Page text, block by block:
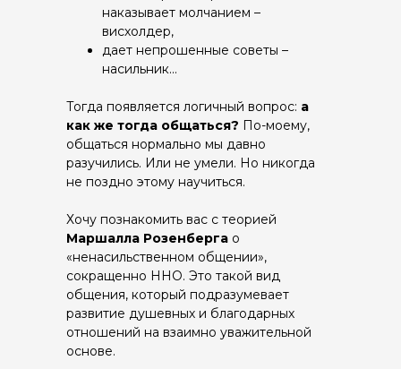
наказывает молчанием –
висхолдер,
дает непрошенные советы –
насильник...
Тогда появляется логичный вопрос: а
как же тогда общаться? По-моему,
общаться нормально мы давно
разучились. Или не умели. Но никогда
не поздно этому научиться.
Хочу познакомить вас с теорией
Маршалла Розенберга о
«ненасильственном общении»,
сокращенно ННО. Это такой вид
общения, который подразумевает
развитие душевных и благодарных
отношений на взаимно уважительной
основе.